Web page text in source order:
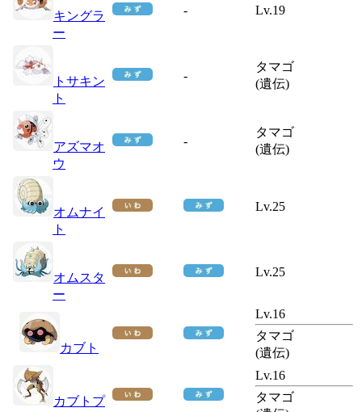
キングラ
ー
- Lv.19
トサキン
ト
-
タマゴ
(遺伝)
アズマオ
ウ
-
タマゴ
(遺伝)
オムナイ
ト
Lv.25
オムスタ
ー
Lv.25
カブト
Lv.16
タマゴ
(遺伝)
カブトプ
Lv.16
タマゴ